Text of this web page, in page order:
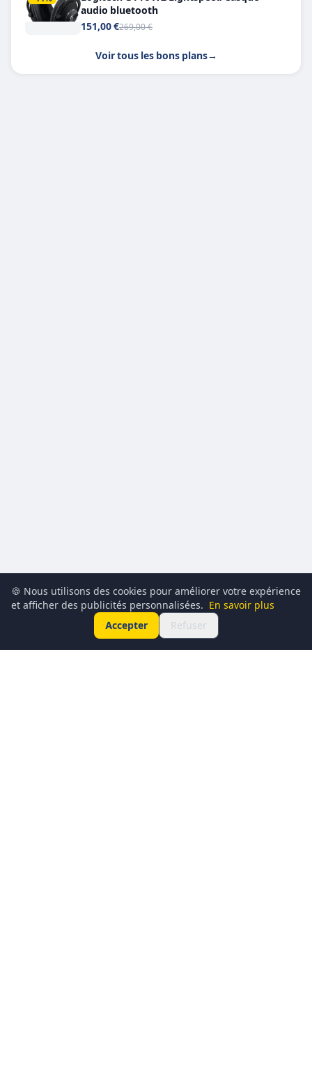
audio bluetooth
151,00 €269,00 €
Voir tous les bons plans→
🍪 Nous utilisons des cookies pour améliorer votre expérience
et afficher des publicités personnalisées. En savoir plus
Accepter
Refuser